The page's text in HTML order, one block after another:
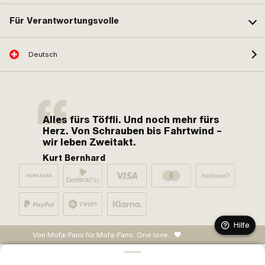
Für Verantwortungsvolle
Deutsch
Alles fürs Töffli. Und noch mehr fürs
Herz. Von Schrauben bis Fahrtwind –
wir leben Zweitakt.
Kurt Bernhard
Von Mofa-Fans für Mofa-Fans. One love.
Hilfe